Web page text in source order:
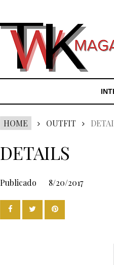
HOME OUTFIT
DETAILS
Publicado 8/20/2017